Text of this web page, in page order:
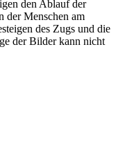
den Ablauf der
der Menschen am
des Zugs und die
der Bilder kann nicht